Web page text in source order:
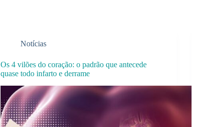
Notícias
Os 4 vilões do coração: o padrão que antecede
quase todo infarto e derrame